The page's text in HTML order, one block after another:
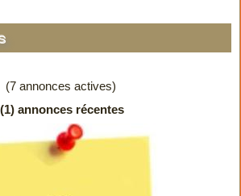
(7 annonces actives)
(1) annonces récentes